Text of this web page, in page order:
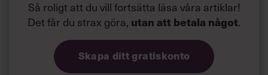
Så roligt att du vill fortsätta läsa våra artiklar!
Det får du strax göra, utan att betala något.
Skapa ditt gratiskonto